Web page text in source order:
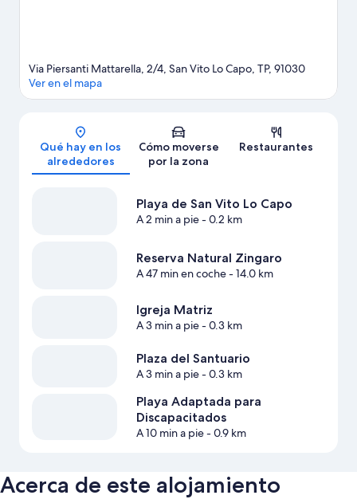
Mapa
Via Piersanti Mattarella, 2/4, San Vito Lo Capo, TP, 91030
Ver en el mapa
Qué hay en los
alrededores
Cómo moverse
por la zona
Restaurantes
Playa de San Vito Lo Capo
A 2 min a pie- 0.2 km
Reserva Natural Zingaro
A 47 min en coche- 14.0 km
Igreja Matriz
A 3 min a pie- 0.3 km
Plaza del Santuario
A 3 min a pie- 0.3 km
Playa Adaptada para
Discapacitados
A 10 min a pie- 0.9 km
Acerca de este alojamiento